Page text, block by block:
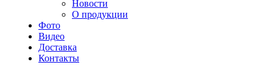
Новости
О продукции
Фото
Видео
Доставка
Контакты